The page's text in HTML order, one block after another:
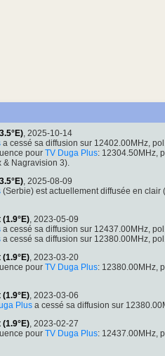
, 2025-10-14
a cessé sa diffusion sur 12402.00MHz,
pour TV Duga Plus: 12304.50MHz,
& Nagravision 3).
, 2025-08-09
(Serbie) est actuellement diffusée en clair
, 2023-05-09
a cessé sa diffusion sur 12437.00MHz,
a cessé sa diffusion sur 12380.00MHz,
, 2023-03-20
pour TV Duga Plus: 12380.00MHz,
, 2023-03-06
Plus a cessé sa diffusion sur
, 2023-02-27
pour TV Duga Plus: 12437.00MHz,